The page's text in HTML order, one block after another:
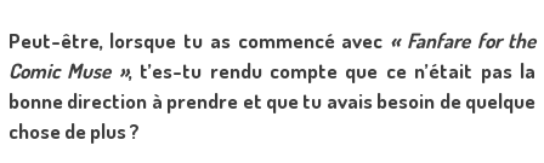
Peut-être, lorsque tu as commencé avec « Fanfare for the
Comic Muse », t’es-tu rendu compte que ce n’était pas la
bonne direction à prendre et que tu avais besoin de quelque
chose de plus ?